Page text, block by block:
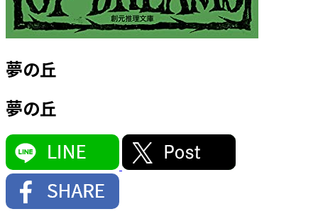
夢の丘
夢の丘